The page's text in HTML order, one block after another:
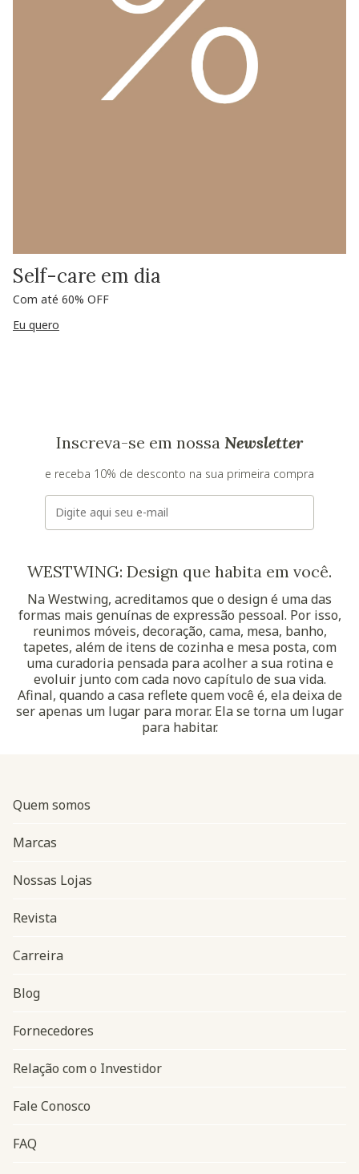
Self-care em dia
Com até 60% OFF
Eu quero
Inscreva-se em nossa Newsletter
e receba 10% de desconto na sua primeira compra
E-mail
WESTWING: Design que habita em você.
Na Westwing, acreditamos que o design é uma das
formas mais genuínas de expressão pessoal. Por isso,
reunimos móveis, decoração, cama, mesa, banho,
tapetes, além de itens de cozinha e mesa posta, com
uma curadoria pensada para acolher a sua rotina e
evoluir junto com cada novo capítulo de sua vida.
Afinal, quando a casa reflete quem você é, ela deixa de
ser apenas um lugar para morar. Ela se torna um lugar
para habitar.
Navegação do rodapé
Quem somos
Marcas
Nossas Lojas
Revista
Carreira
Blog
Fornecedores
Relação com o Investidor
Fale Conosco
FAQ